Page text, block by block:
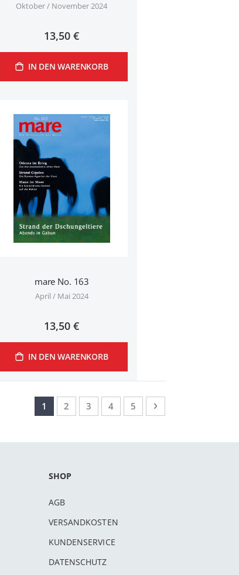
Oktober / November 2024
13,50 €
IN DEN WARENKORB
mare No. 163
April / Mai 2024
13,50 €
IN DEN WARENKORB
Seite
Sie lesen gerade Seite
1 Seite
2 Seite
3 Seite
4 Seite
5 Seite
Weiter
SHOP
AGB
VERSANDKOSTEN
KUNDENSERVICE
DATENSCHUTZ